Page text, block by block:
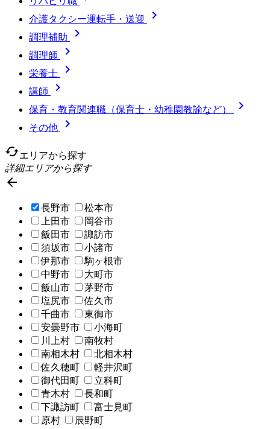
介護タクシー運転手・送迎 
調理補助 
調理師 
栄養士 
講師 
保育・教育関連職（保育士・幼稚園教諭など） 
その他

cachedエリアから探す
詳細エリアから探す

長野市
松本市
上田市
岡谷市
飯田市
諏訪市
須坂市
小諸市
伊那市
駒ヶ根市
中野市
大町市
飯山市
茅野市
塩尻市
佐久市
千曲市
東御市
安曇野市
小海町
川上村
南牧村
南相木村
北相木村
佐久穂町
軽井沢町
御代田町
立科町
青木村
長和町
下諏訪町
富士見町
原村
辰野町